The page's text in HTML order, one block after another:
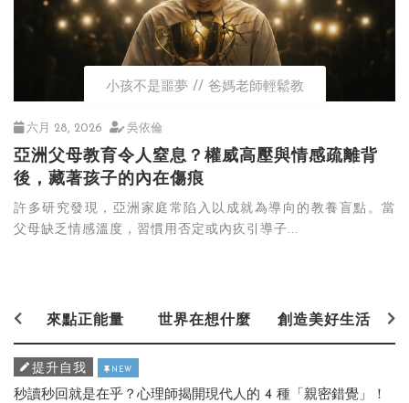
小孩不是噩夢 爸媽老師輕鬆教
六月 28, 2026 吳依倫
亞洲父母教育令人窒息？權威高壓與情感疏離背
後，藏著孩子的內在傷痕
許多研究發現，亞洲家庭常陷入以成就為導向的教養盲點。當
父母缺乏情感溫度，習慣用否定或內疚引導子...
來點正能量 世界在想什麼 創造美好生活
提升自我 NEW
秒讀秒回就是在乎？心理師揭開現代人的 4 種「親密錯覺」！